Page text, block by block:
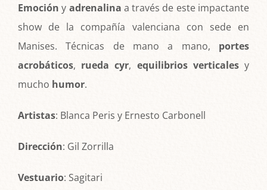
Emoción y adrenalina a través de este impactante
show de la compañía valenciana con sede en
Manises. Técnicas de mano a mano, portes
acrobáticos, rueda cyr, equilibrios verticalesy
mucho humor.
Artistas: Blanca Peris y Ernesto Carbonell
Dirección: Gil Zorrilla
Vestuario: Sagitari